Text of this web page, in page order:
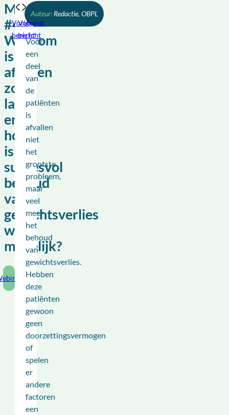
Masterclass
#4:
Waarom
is
afvallen
zo
lastig
en
hoe
is
succesvol
behoud
van
gewichtsverlies
wél
mogelijk?
Redactie, OBPL
Voor
een
deel
van
de
patiënten
is
afvallen
niet
het
grootste
probleem,
maar
veel
meer
het
behoud
van
gewichtsverlies.
Hebben
deze
patiënten
gewoon
geen
doorzettingsvermogen
of
spelen
er
andere
factoren
een
Vorig
bericht
Volgend
bericht